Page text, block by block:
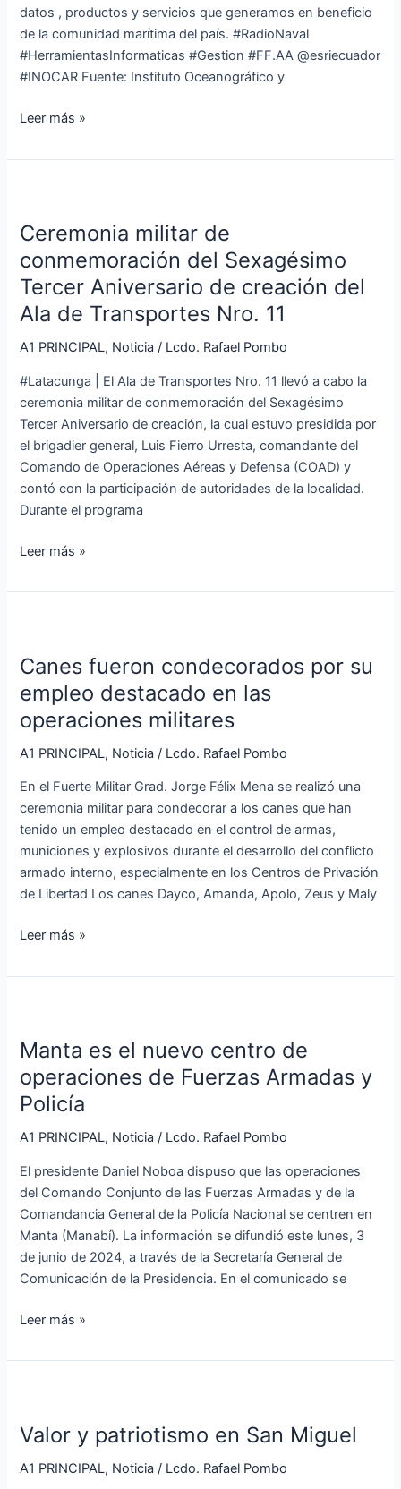
datos , productos y servicios que generamos en beneficio
de la comunidad marítima del país. #RadioNaval
#HerramientasInformaticas #Gestion #FF.AA @esriecuador
#INOCAR Fuente: Instituto Oceanográfico y
ESRIECUADOR
Leer más »
Ceremonia militar de
conmemoración del Sexagésimo
Tercer Aniversario de creación del
Ala de Transportes Nro. 11
A1 PRINCIPAL, Noticia / Lcdo. Rafael Pombo
#Latacunga | El Ala de Transportes Nro. 11 llevó a cabo la
ceremonia militar de conmemoración del Sexagésimo
Tercer Aniversario de creación, la cual estuvo presidida por
el brigadier general, Luis Fierro Urresta, comandante del
Comando de Operaciones Aéreas y Defensa (COAD) y
contó con la participación de autoridades de la localidad.
Durante el programa
de
conmemoración
del
Sexagésimo
Tercer
Aniversario
creación
del
Ala
de
Transportes
Nro.
11
Leer más »
Canes fueron condecorados por su
empleo destacado en las
operaciones militares
A1 PRINCIPAL, Noticia / Lcdo. Rafael Pombo
En el Fuerte Militar Grad. Jorge Félix Mena se realizó una
ceremonia militar para condecorar a los canes que han
tenido un empleo destacado en el control de armas,
municiones y explosivos durante el desarrollo del conflicto
armado interno, especialmente en los Centros de Privación
de Libertad Los canes Dayco, Amanda, Apolo, Zeus y Maly
condecorados
por
empleo
destacado
las
operaciones
militares
Leer más »
Manta es el nuevo centro de
operaciones de Fuerzas Armadas y
Policía
A1 PRINCIPAL, Noticia / Lcdo. Rafael Pombo
El presidente Daniel Noboa dispuso que las operaciones
del Comando Conjunto de las Fuerzas Armadas y de la
Comandancia General de la Policía Nacional se centren en
Manta (Manabí). La información se difundió este lunes, 3
de junio de 2024, a través de la Secretaría General de
Comunicación de la Presidencia. En el comunicado se
el
nuevo
centro
de
operaciones
Fuerzas
Armadas
y
Policía
Leer más »
Valor y patriotismo en San Miguel
A1 PRINCIPAL, Noticia / Lcdo. Rafael Pombo
patriotismo
San